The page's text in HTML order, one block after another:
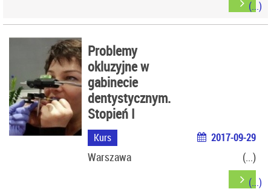
Problemy
okluzyjne w
gabinecie
dentystycznym.
Stopień I
Kurs 2017-09-29
Warszawa